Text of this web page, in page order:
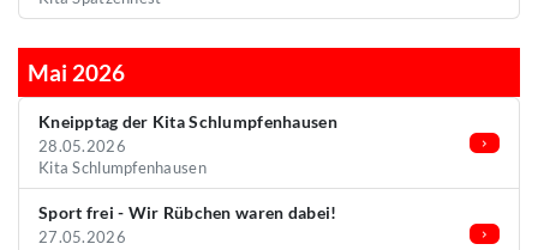
Mai 2026
Kneipptag der Kita Schlumpfenhausen
28.05.2026
Kita Schlumpfenhausen
Sport frei - Wir Rübchen waren dabei!
27.05.2026